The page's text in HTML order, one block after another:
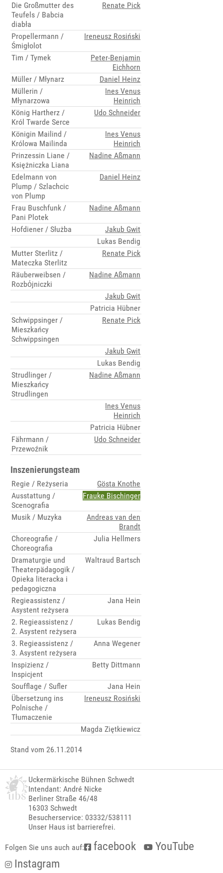
Die Großmutter des
Teufels / Babcia
diabła
Renate Pick
Propellermann /
Śmigłolot
Ireneusz Rosiński
Tim / Tymek
Peter-Benjamin
Eichhorn
Müller / Młynarz
Daniel Heinz
Müllerin /
Młynarzowa
Ines Venus
Heinrich
König Hartherz /
Król Twarde Serce
Udo Schneider
Königin Mailind /
Królowa Mailinda
Ines Venus
Heinrich
Prinzessin Liane /
Księżniczka Liana
Nadine Aßmann
Edelmann von
Plump / Szlachcic
von Plump
Daniel Heinz
Frau Buschfunk /
Pani Plotek
Nadine Aßmann
Hofdiener / Służba
Jakub Gwit
Lukas Bendig
Mutter Sterlitz /
Mateczka Sterlitz
Renate Pick
Räuberweibsen /
Rozbόjniczki
Nadine Aßmann
Jakub Gwit
Patricia Hübner
Schwippsinger /
Mieszkańcy
Schwippsingen
Renate Pick
Jakub Gwit
Lukas Bendig
Strudlinger /
Mieszkańcy
Strudlingen
Nadine Aßmann
Ines Venus
Heinrich
Patricia Hübner
Fährmann /
Przewoźnik
Udo Schneider
Inszenierungsteam
Regie / Reżyseria
Gösta Knothe
Ausstattung /
Scenografia
Frauke Bischinger
Musik / Muzyka
Andreas van den
Brandt
Choreografie /
Choreografia
Julia Hellmers
Dramaturgie und
Theaterpädagogik /
Opieka literacka i
pedagogiczna
Waltraud Bartsch
Regieassistenz /
Asystent reżysera
Jana Hein
2. Regieassistenz /
2. Asystent reżysera
Lukas Bendig
3. Regieassistenz /
3. Asystent reżysera
Anna Wegener
Inspizienz /
Inspicjent
Betty Dittmann
Soufflage / Sufler
Jana Hein
Übersetzung ins
Polnische /
Tłumaczenie
Ireneusz Rosiński
Magda Ziętkiewicz
Stand vom 26.11.2014
Uckermärkische Bühnen Schwedt
Intendant: André Nicke
Berliner Straße 46/48
16303 Schwedt
Besucherservice: 03332/538111
Unser Haus ist barrierefrei.
Folgen Sie uns auch auf: facebook
YouTube
Instagram